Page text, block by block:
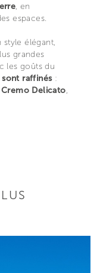
, en
espaces.
élégant,
grandes
les goûts du
sont raffinés :
Delicato,